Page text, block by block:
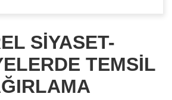
SİYASET-
TEMSİL